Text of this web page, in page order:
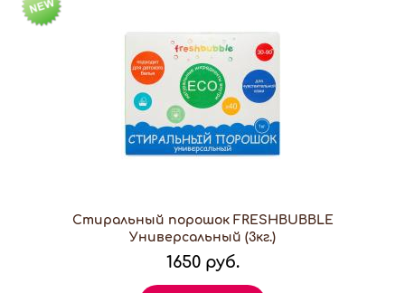
Стиральный порошок FRESHBUBBLE
Универсальный (3кг.)
1650 руб.